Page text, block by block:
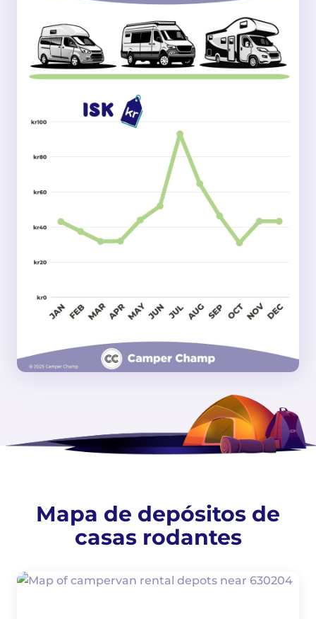
Mapa de depósitos de
casas rodantes